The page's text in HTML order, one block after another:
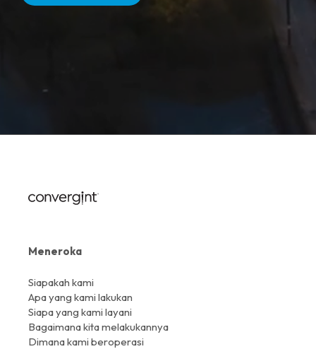
Meneroka
Siapakah kami
Apa yang kami lakukan
Siapa yang kami layani
Bagaimana kita melakukannya
Dimana kami beroperasi